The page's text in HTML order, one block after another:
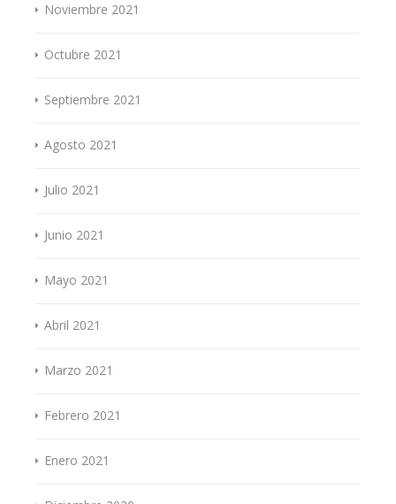
Noviembre 2021
Octubre 2021
Septiembre 2021
Agosto 2021
Julio 2021
Junio 2021
Mayo 2021
Abril 2021
Marzo 2021
Febrero 2021
Enero 2021